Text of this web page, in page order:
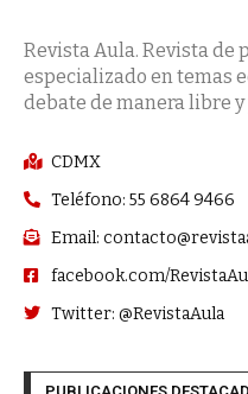
Revista Aula. Revista de
especializado en temas
debate de manera libre
CDMX
Teléfono: 55 6864 9466
Email:
facebook.com/
Twitter: @RevistaAula